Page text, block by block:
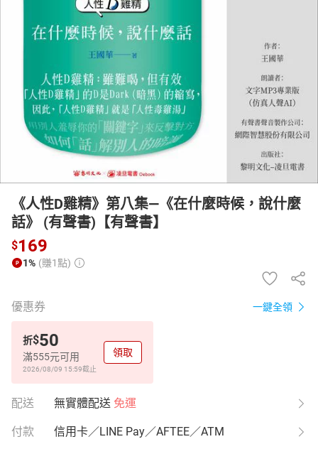
男裝
日本購物 電子/紙本書
HOT
《人性D雞精》第八集—《在什麼時候，說什麼
話》 (有聲書)【有聲書】
$169
1% (賺1點)
優惠券 一鍵全領
折$50
滿555元可用
2026/08/09 15:59截止
領取
配送 無實體配送 免運
付款 信用卡／LINE Pay／AFTEE／ATM